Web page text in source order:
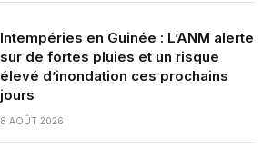
Intempéries en Guinée : L’ANM alerte
sur de fortes pluies et un risque
élevé d’inondation ces prochains
jours
8 AOÛT 2026